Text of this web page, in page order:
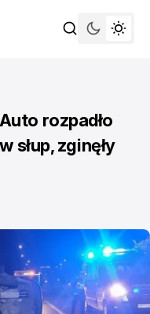
rozpadło
słup, zginęły